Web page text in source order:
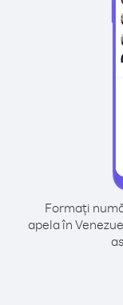
Formați
apela în